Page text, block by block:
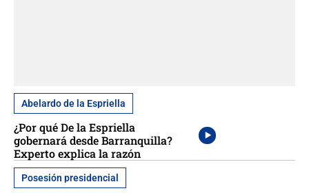
Abelardo de la Espriella
¿Por qué De la Espriella
gobernará desde Barranquilla?
Experto explica la razón
Posesión presidencial